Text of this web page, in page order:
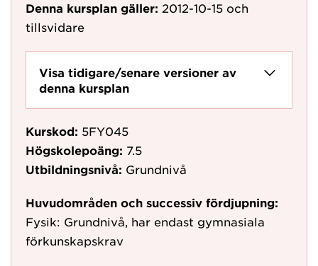
Denna kursplan gäller: 2012-10-15 och
tillsvidare
Visa tidigare/senare versioner av
denna kursplan
Kurskod: 5FY045
Högskolepoäng: 7.5
Utbildningsnivå: Grundnivå
Huvudområden och successiv fördjupning:
Fysik: Grundnivå, har endast gymnasiala
förkunskapskrav